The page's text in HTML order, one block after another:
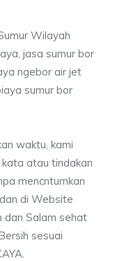
Wilayah
jasa sumur bor
ngebor air jet
sumur bor
waktu, kami
atau tindakan
mencntumkan
di Website
dan Salam sehat
sesuai